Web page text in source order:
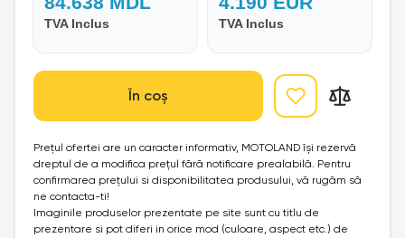
TVA Inclus TVA Inclus
În coș
Prețul ofertei are un caracter informativ, MOTOLAND își rezervă
dreptul de a modifica prețul fără notificare prealabilă. Pentru
confirmarea prețului si disponibilitatea produsului, vă rugăm să
ne contacta-ti!
Imaginile produselor prezentate pe site sunt cu titlu de
prezentare si pot diferi in orice mod (culoare, aspect etc.) de